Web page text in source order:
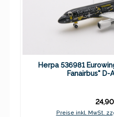
Herpa 536981
Fanairbus" D-
Preise inkl. MwSt.